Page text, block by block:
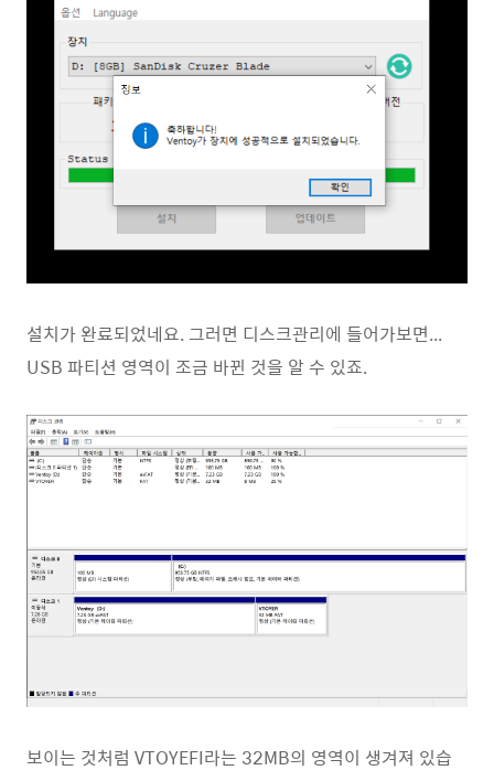
설치가 완료되었네요. 그러면 디스크관리에 들어가보면...
USB 파티션 영역이 조금 바뀐 것을 알 수 있죠.
보이는 것처럼 VTOYEFI라는 32MB의 영역이 생겨져 있습